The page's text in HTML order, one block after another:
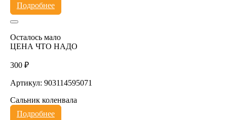
Подробнее
Осталось мало
ЦЕНА ЧТО НАДО
300 ₽
Артикул: 903114595071
Сальник коленвала
Подробнее